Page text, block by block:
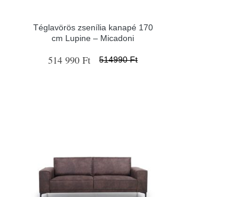
Téglavörös zsenília kanapé 170
cm Lupine – Micadoni
514 990 Ft 514990 Ft